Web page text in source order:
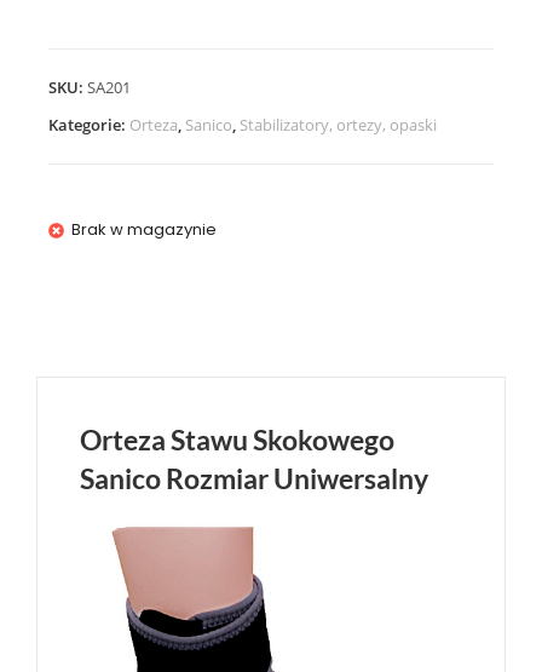
SKU: SA201
Kategorie: Orteza, Sanico, Stabilizatory, ortezy, opaski
Brak w magazynie
Orteza Stawu Skokowego
Sanico Rozmiar Uniwersalny